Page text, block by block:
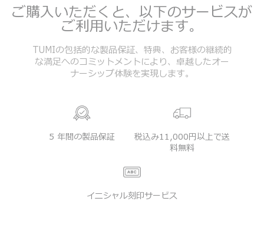
ご購入いただくと、以下のサービスが
ご利用いただけます。
TUMIの包括的な製品保証、特典、お客様の継続的
な満足へのコミットメントにより、卓越したオー
ナーシップ体験を実現します。
5 年間の製品保証
税込み11,000円以上で送
料無料
イニシャル刻印サービス